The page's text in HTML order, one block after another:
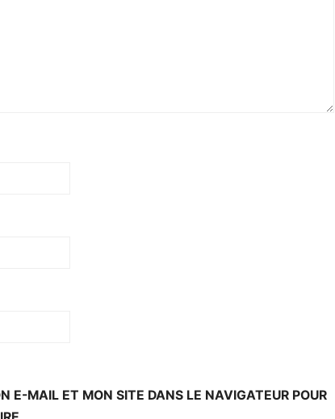
E-MAIL ET MON SITE DANS LE NAVIGATEUR POUR